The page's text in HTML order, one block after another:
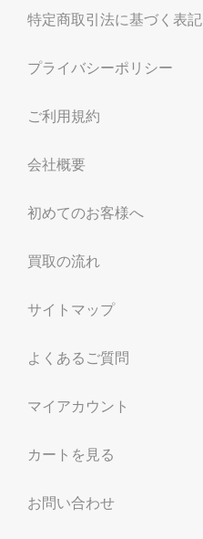
特定商取引法に基づく表記
プライバシーポリシー
ご利用規約
会社概要
初めてのお客様へ
買取の流れ
サイトマップ
よくあるご質問
マイアカウント
カートを見る
お問い合わせ